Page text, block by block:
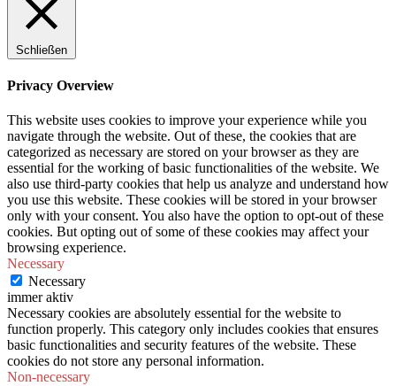
Schließen
Privacy Overview
This website uses cookies to improve your experience while you
navigate through the website. Out of these, the cookies that are
categorized as necessary are stored on your browser as they are
essential for the working of basic functionalities of the website. We
also use third-party cookies that help us analyze and understand how
you use this website. These cookies will be stored in your browser
only with your consent. You also have the option to opt-out of these
cookies. But opting out of some of these cookies may affect your
browsing experience.
Necessary
Necessary
immer aktiv
Necessary cookies are absolutely essential for the website to
function properly. This category only includes cookies that ensures
basic functionalities and security features of the website. These
cookies do not store any personal information.
Non-necessary